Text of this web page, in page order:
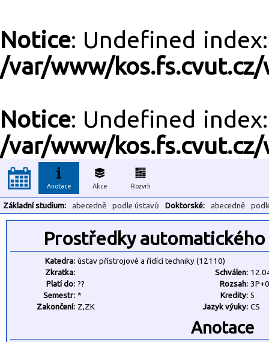
Notice: Undefined index:
/var/www/
Notice: Undefined index:
/var/www/
Anotace Akce Rozvrh
Základní studium: abecedně podle ústavů Doktorské: abecedně
Prostředky automatického
Katedra: ústav přístrojové a řídící techniky (12110)
Zkratka:
Schválen:
Platí do: ?? Rozsah:
Semestr: * Kredity: 5
Zakončení: Z,ZK Jazyk výuky: CS
Anotace